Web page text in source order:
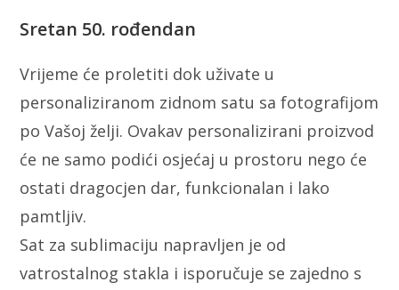
Sretan 50. rođendan
Vrijeme će proletiti dok uživate u
personaliziranom zidnom satu sa fotografijom
po Vašoj želji. Ovakav personalizirani proizvod
će ne samo podići osjećaj u prostoru nego će
ostati dragocjen dar, funkcionalan i lako
pamtljiv.
Sat za sublimaciju napravljen je od
vatrostalnog stakla i isporučuje se zajedno s